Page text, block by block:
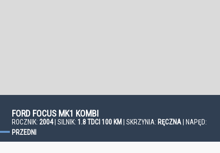
FORD FOCUS MK1 KOMBI
ROCZNIK: 2004| SILNIK: 1.8 TDCI 100 KM | SKRZYNIA: RĘCZNA | NAPĘD:
PRZEDNI